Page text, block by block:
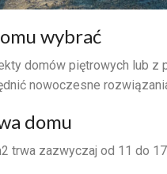
wybrać
domów piętrowych lub z
nowoczesne
domu
trwa zazwyczaj od 11 do